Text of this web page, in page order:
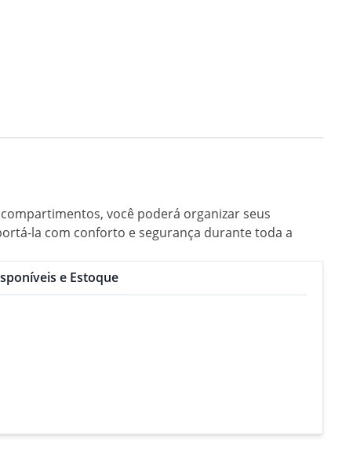
você poderá organizar seus
la com conforto e segurança durante toda a
e Estoque